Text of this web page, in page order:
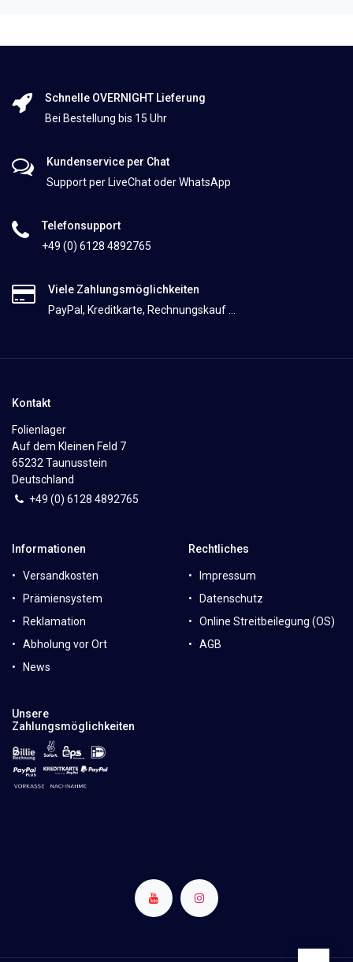
Schnelle OVERNIGHT Lieferung
Bei Bestellung bis 15 Uhr
Kundenservice per Chat
Support per LiveChat oder WhatsApp
Telefonsupport
+49 (0) 6128 4892765
Viele Zahlungsmöglichkeiten
PayPal, Kreditkarte, Rechnungskauf ...
Kontakt
Folienlager
Auf dem Kleinen Feld 7
65232 Taunusstein
Deutschland
+49 (0) 6128 4892765
Informationen
Versandkosten
Prämiensystem
Reklamation
Abholung vor Ort
News
Rechtliches
Impressum
Datenschutz
Online Streitbeilegung (OS)
AGB
Unsere
Zahlungsmöglichkeiten